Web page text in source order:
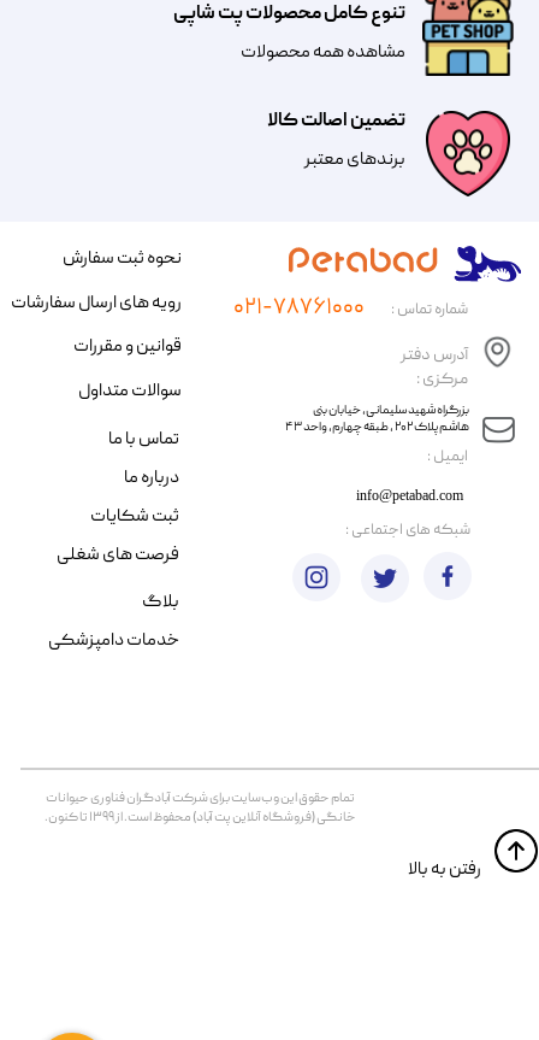
تضمین اصالت کالا
​​برندهای معتبر​​​​​​​
تنوع کامل محصولات پت شاپی
مشاهده همه محصولات
​ایمیل :
آدرس دفتر
مرکزی :
info@petabad.com
​​بزرگراه شهید سلیمانی، خیابان بنی
هاشم پلاک ۲۰۲ ، طبقه چهارم، واحد ۴۳
شماره تماس : ۰۲۱-۷۸۷۶۱۰۰۰
تمام حقوق اين وب‌سايت برای شرکت آبادگران فناوری حیوانات
خانگی (فروشگاه آنلاین پت آباد) محفوظ است. از ۱۳۹۹ تا کنون.
​​رفتن به بالا
نحوه ثبت سفارش
رویه های ارسال سفارشات
قوانین و مقررات
سوالات متداول
تماس با ما
درباره ما
ثبت شکایات
فرصت های شغلی
​شبکه های اجتماعی :
بلاگ
خدمات دامپزشکی